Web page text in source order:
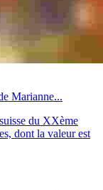
Marianne...
du XXème
dont la valeur est